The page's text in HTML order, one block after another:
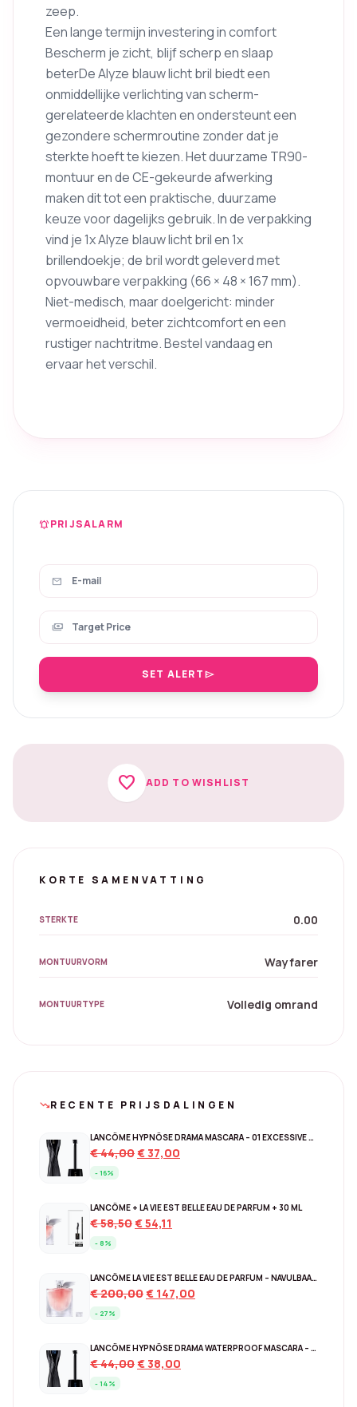
zeep.
Een lange termijn investering in comfort
Bescherm je zicht, blijf scherp en slaap
beterDe Alyze blauw licht bril biedt een
onmiddellijke verlichting van scherm-
gerelateerde klachten en ondersteunt een
gezondere schermroutine zonder dat je
sterkte hoeft te kiezen. Het duurzame TR90-
montuur en de CE-gekeurde afwerking
maken dit tot een praktische, duurzame
keuze voor dagelijks gebruik. In de verpakking
vind je 1x Alyze blauw licht bril en 1x
brillendoekje; de bril wordt geleverd met
opvouwbare verpakking (66 × 48 × 167 mm).
Niet-medisch, maar doelgericht: minder
vermoeidheid, beter zichtcomfort en een
rustiger nachtritme. Bestel vandaag en
ervaar het verschil.
notifications_activePRIJSALARM
mail
payments
SET ALERTsend
favorite ADD TO WISHLIST
KORTE SAMENVATTING
STERKTE 0.00
MONTUURVORM Wayfarer
MONTUURTYPE Volledig omrand
trending_downRECENTE PRIJSDALINGEN
LANCÔME HYPNÔSE DRAMA MASCARA – 01 EXCESSIVE BLACK
€44,00Original
€37,00
- 16%
LANCÔME + LA VIE EST BELLE EAU DE PARFUM + 30 ML
€58,50Original
€54,11
- 8%
LANCÔME LA VIE EST BELLE EAU DE PARFUM – NAVULBAAR 150 ML
€200,00Original
€ 200,00.
€ 147,00
- 27%
LANCÔME HYPNÔSE DRAMA WATERPROOF MASCARA – EXCESSIVE BLACK
€44,00Original
€38,00
- 14%